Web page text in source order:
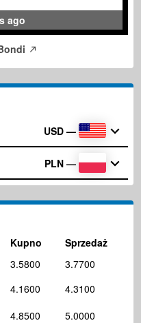
ago
USD —
PLN —
Kupno
Sprzedaż
3.5800
3.7700
4.1600
4.3100
4.8500
5.0000